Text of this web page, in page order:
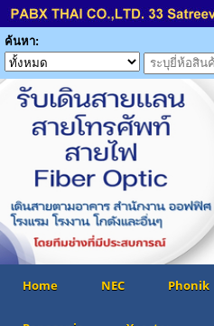
ค้นหา:
Home NEC Phonik